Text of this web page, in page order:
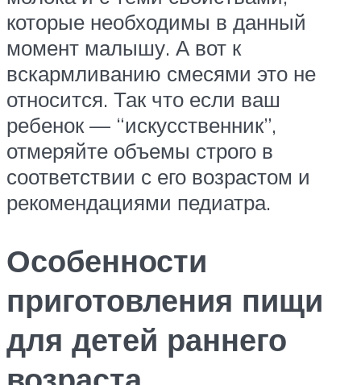
которые необходимы в данный
момент малышу. А вот к
вскармливанию смесями это не
относится. Так что если ваш
ребенок — “искусственник”,
отмеряйте объемы строго в
соответствии с его возрастом и
рекомендациями педиатра.
Особенности
приготовления пищи
для детей раннего